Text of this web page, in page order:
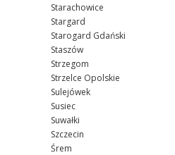
Starachowice
Stargard
Starogard Gdański
Staszów
Strzegom
Strzelce Opolskie
Sulejówek
Susiec
Suwałki
Szczecin
Śrem